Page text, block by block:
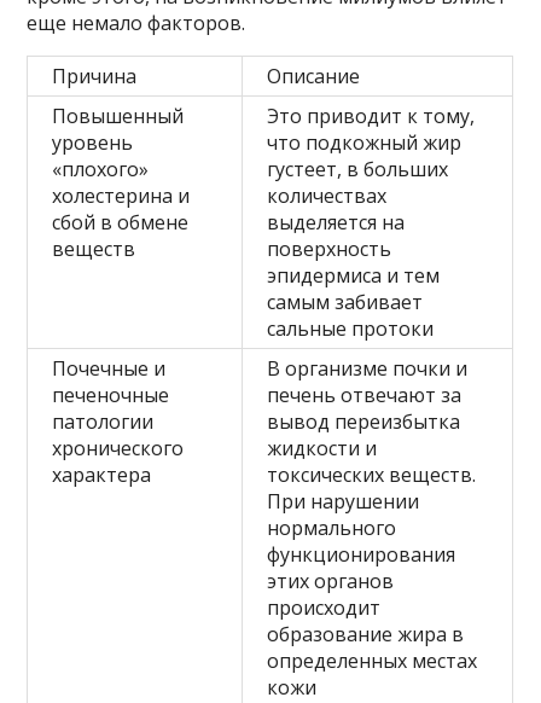
еще немало факторов.
Причина
Описание
Повышенный
уровень
«плохого»
холестерина и
сбой в обмене
веществ
Это приводит к тому,
что подкожный жир
густеет, в больших
количествах
выделяется на
поверхность
эпидермиса и тем
самым забивает
сальные протоки
Почечные и
печеночные
патологии
хронического
характера
В организме почки и
печень отвечают за
вывод переизбытка
жидкости и
токсических веществ.
При нарушении
нормального
функционирования
этих органов
происходит
образование жира в
определенных местах
кожи